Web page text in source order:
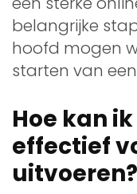
belangrijke
hoofd mogen
starten van
Hoe kan
effectief
uitvoeren?